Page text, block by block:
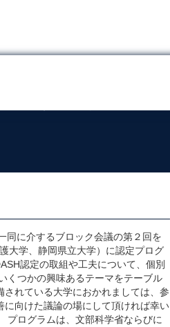
に介するブロック会議の第２回を
大学、静岡県立大学）に認定プログ
認定の取組や工夫について、個別
くつかの興味あるテーマをテーブル
れている大学におかれましては、参
向けた議論の場にして頂ければ幸い
プログラムは、文部科学省ならびに